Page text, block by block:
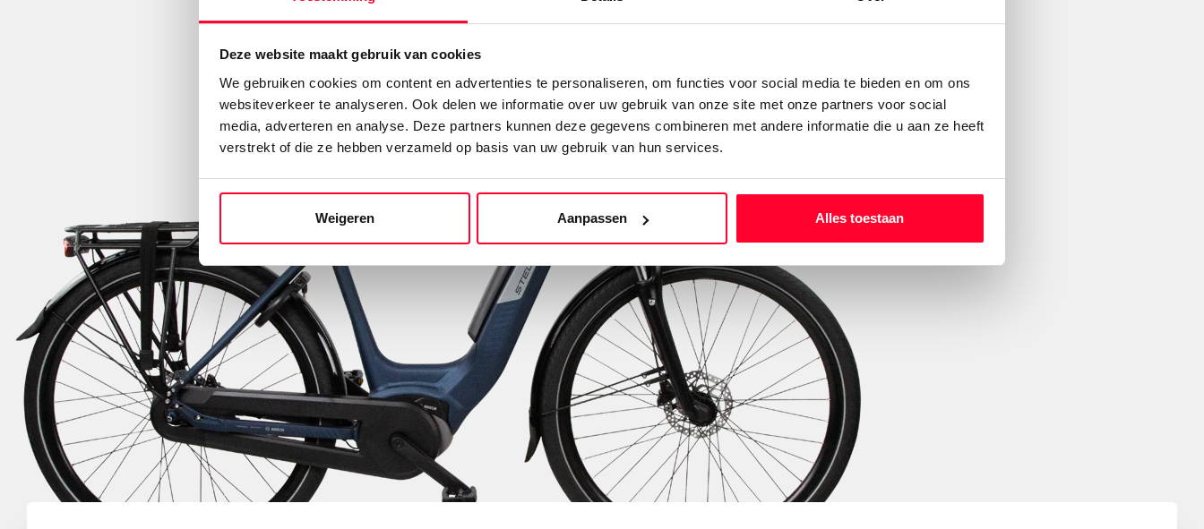
Deze website maakt gebruik van cookies
We gebruiken cookies om content en advertenties te personaliseren, om functies voor social media te bieden en om ons
websiteverkeer te analyseren. Ook delen we informatie over uw gebruik van onze site met onze partners voor social
media, adverteren en analyse. Deze partners kunnen deze gegevens combineren met andere informatie die u aan ze heeft
verstrekt of die ze hebben verzameld op basis van uw gebruik van hun services.
Weigeren Aanpassen Alles toestaan